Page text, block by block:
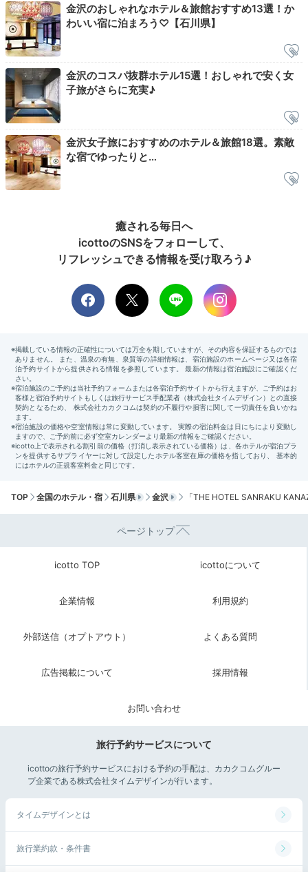
自由気ままに
くつろぎのバスタイム
客室のお風呂にはレインシャワーや入浴剤、バスローブ
などの癒しアイテム が設置されています。「アルガン」
ティでくつろぎのひとときを。
yi02qx
お部屋では、中庭を眺めたりお風呂に浸かったりと、あ
っという間に時間が過ぎました。お風呂が広くて入浴剤
も置いてくださっていたので、とても満足できました。
+1
2日目
Breakfast
出来立てメニューも！
自慢の朝食ビュッフェ
朝食ビュッフェのお寿司
朝食は「きざはし」で、地元野菜のサラダや金沢おでん
などの地元グルメも並ぶ
。お寿
司・天ぷらなどは、その場で出来立てを作ってくれま
金沢のおしゃれなホテル＆旅館おすすめ13選！か
わいい宿に泊まろう♡【石川県】
金沢のコスパ抜群ホテル15選！おしゃれで安く女
子旅がさらに充実♪
金沢女子旅におすすめのホテル＆旅館18選。素敵
な宿でゆったりと…
癒される毎日へ
icottoのSNSをフォローして、
リフレッシュできる情報を受け取ろう♪
TOP 全国のホテル・宿 石川県 金沢 「THE HOTEL SANRAKU
ページトップ
icotto TOP icottoについて
企業情報 利用規約
外部送信（オプトアウト） よくある質問
広告掲載について 採用情報
お問い合わせ
旅行予約サービスについて
icottoの旅行予約サービスにおける予約の手配は、カカクコムグルー
プ企業である株式会社タイムデザインが行います。
タイムデザインとは
旅行業約款・条件書